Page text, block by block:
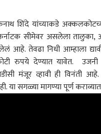
शिंदे यांच्याकडे
सीमेवर असलेला तालुका,
आहे. तेवढा निधी आम्हाला
रुपये देण्यात यावेत.
मंजूर व्हावी ही विनंती आहे.
या सगळ्या मागण्या पूर्ण